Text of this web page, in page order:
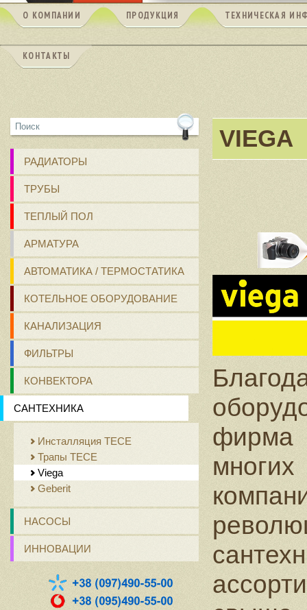
О КОМПАНИИ ПРОДУКЦИЯ ТЕХНИЧЕСКАЯ
КОНТАКТЫ
РАДИАТОРЫ
ТРУБЫ
ТЕПЛЫЙ ПОЛ
АРМАТУРА
АВТОМАТИКА / ТЕРМОСТАТИКА
КОТЕЛЬНОЕ ОБОРУДОВАНИЕ
КАНАЛИЗАЦИЯ
ФИЛЬТРЫ
КОНВЕКТОРА
САНТЕХНИКА
Инсталляция ТЕСЕ
Трапы ТЕСЕ
Viega
Geberit
НАСОСЫ
ИННОВАЦИИ
VIEGA